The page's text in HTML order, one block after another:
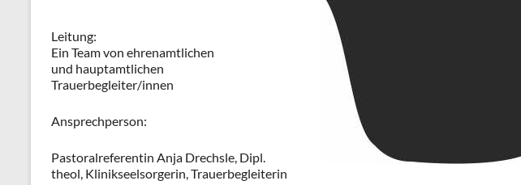
Leitung:
Ein Team von ehrenamtlichen
und hauptamtlichen
Trauerbegleiter/innen
Ansprechperson:
Pastoralreferentin Anja Drechsle, Dipl.
theol, Klinikseelsorgerin, Trauerbegleiterin